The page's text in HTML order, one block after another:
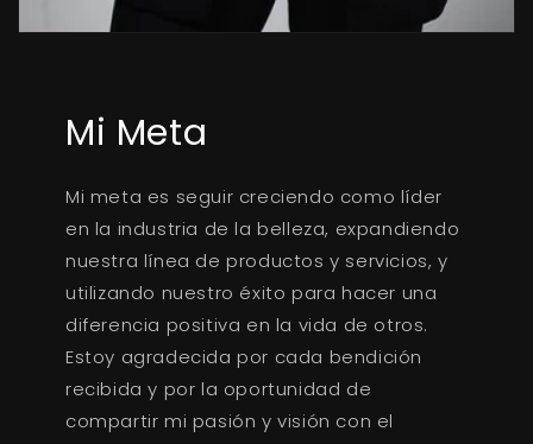
Mi Meta
Mi meta es seguir creciendo como líder
en la industria de la belleza, expandiendo
nuestra línea de productos y servicios, y
utilizando nuestro éxito para hacer una
diferencia positiva en la vida de otros.
Estoy agradecida por cada bendición
recibida y por la oportunidad de
compartir mi pasión y visión con el